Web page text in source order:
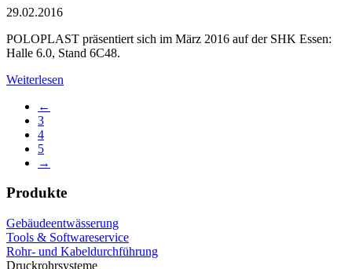
29.02.2016
POLOPLAST präsentiert sich im März 2016 auf der SHK Essen:
Halle 6.0, Stand 6C48.
Weiterlesen
←
3
4
5
→
Produkte
Gebäudeentwässerung
Tools & Softwareservice
Rohr- und Kabeldurchführung
Druckrohrsysteme